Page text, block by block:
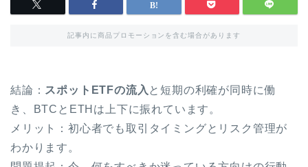
記事内に商品プロモーションを含む場合があります
結論： スポットETFの流入 と短期の利確が同時に働
き、BTCとETHは上下に振れています。
メリット：初心者でも取引タイミングとリスク管理が
わかります。